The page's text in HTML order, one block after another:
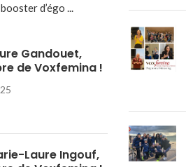
d’égo ...
Gandouet,
de Voxfemina !
Laure Ingouf,